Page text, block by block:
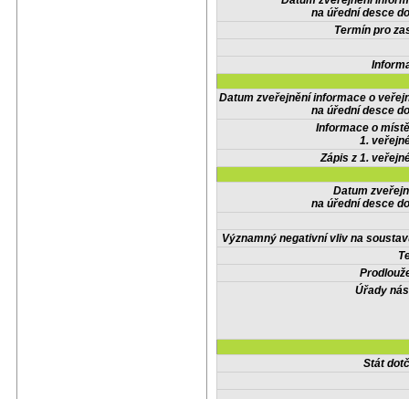
na úřední desce
Termín pro
Datum zveřejnění informace o
na úřední desce
Informace o
1.
Zápis z 1.
Datum
na úřední desce
Významný negativní vliv na
Úřady
Stát